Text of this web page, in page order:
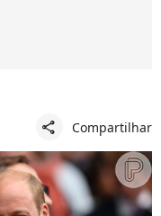
share Compartilhar